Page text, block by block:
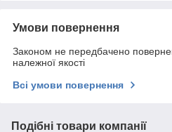
Умови повернення
Законом не передбачено
належної якості
Всі умови повернення
Подібні товари компанії